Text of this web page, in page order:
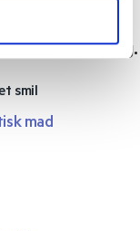
for hjælp?
til at hjælpe dig.
smil
mad